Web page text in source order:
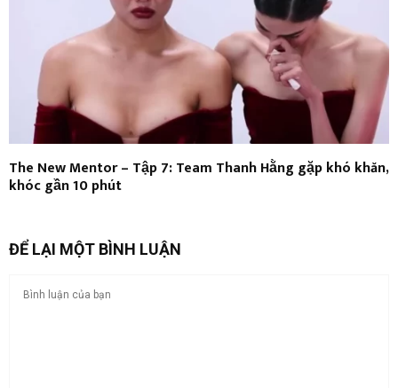
The New Mentor – Tập 7: Team Thanh Hằng gặp khó khăn,
khóc gần 10 phút
ĐỂ LẠI MỘT BÌNH LUẬN